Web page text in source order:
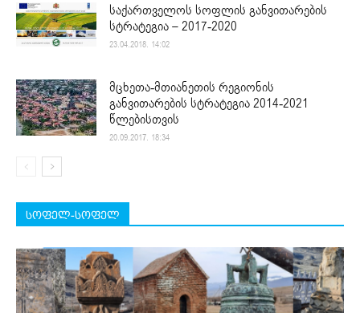
საქართველოს სოფლის განვითარების
სტრატეგია – 2017-2020
23.04.2018. 14:02
მცხეთა-მთიანეთის რეგიონის
განვითარების სტრატეგია 2014-2021
წლებისთვის
20.09.2017. 18:34
სოფელ-სოფელ